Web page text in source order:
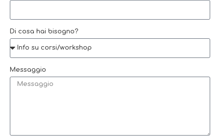
Di cosa hai bisogno?
Messaggio